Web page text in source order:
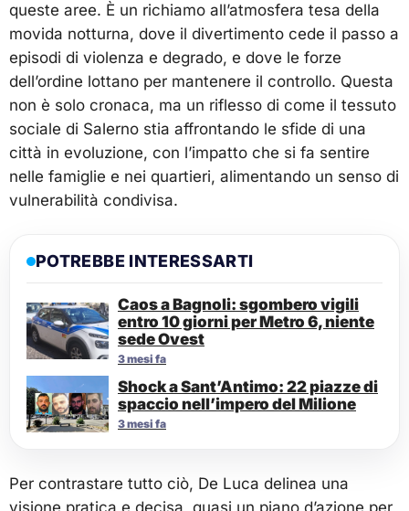
queste aree. È un richiamo all’atmosfera tesa della
movida notturna, dove il divertimento cede il passo a
episodi di violenza e degrado, e dove le forze
dell’ordine lottano per mantenere il controllo. Questa
non è solo cronaca, ma un riflesso di come il tessuto
sociale di Salerno stia affrontando le sfide di una
città in evoluzione, con l’impatto che si fa sentire
nelle famiglie e nei quartieri, alimentando un senso di
vulnerabilità condivisa.
POTREBBE INTERESSARTI
Caos a Bagnoli: sgombero vigili
entro 10 giorni per Metro 6, niente
sede Ovest
3 mesi fa
Shock a Sant’Antimo: 22 piazze di
spaccio nell’impero del Milione
3 mesi fa
Per contrastare tutto ciò, De Luca delinea una